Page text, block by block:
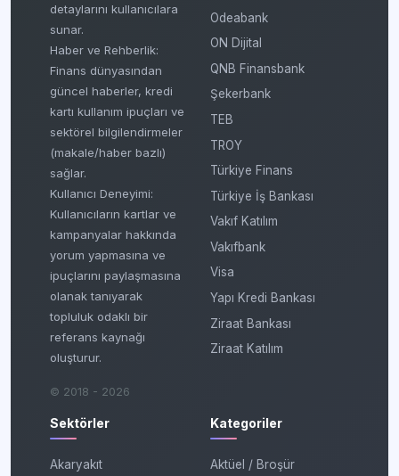
detaylarını kullanıcılara
sunar.
Haber ve Rehberlik:
Finans dünyasından
güncel haberler, kredi
kartı kullanım ipuçları ve
sektörel bilgilendirmeler
(makale/haber bazlı)
sağlar.
Kullanıcı Deneyimi:
Kullanıcıların kartlar ve
kampanyalar hakkında
yorum yapmasına ve
ipuçlarını paylaşmasına
olanak tanıyarak
topluluk odaklı bir
referans kaynağı
oluşturur.
© 2018 - 2026
Odeabank
ON Dijital
QNB Finansbank
Şekerbank
TEB
TROY
Türkiye Finans
Türkiye İş Bankası
Vakıf Katılım
Vakıfbank
Visa
Yapı Kredi Bankası
Ziraat Bankası
Ziraat Katılım
Sektörler
Akaryakıt
Kategoriler
Aktüel / Broşür